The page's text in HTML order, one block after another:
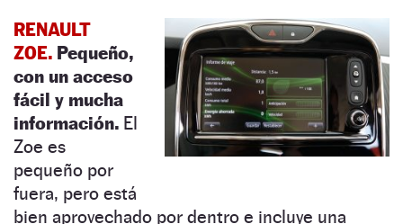
RENAULT
ZOE. Pequeño,
con un acceso
fácil y mucha
información. El
Zoe es
pequeño por
fuera, pero está
bien aprovechado por dentro e incluye una